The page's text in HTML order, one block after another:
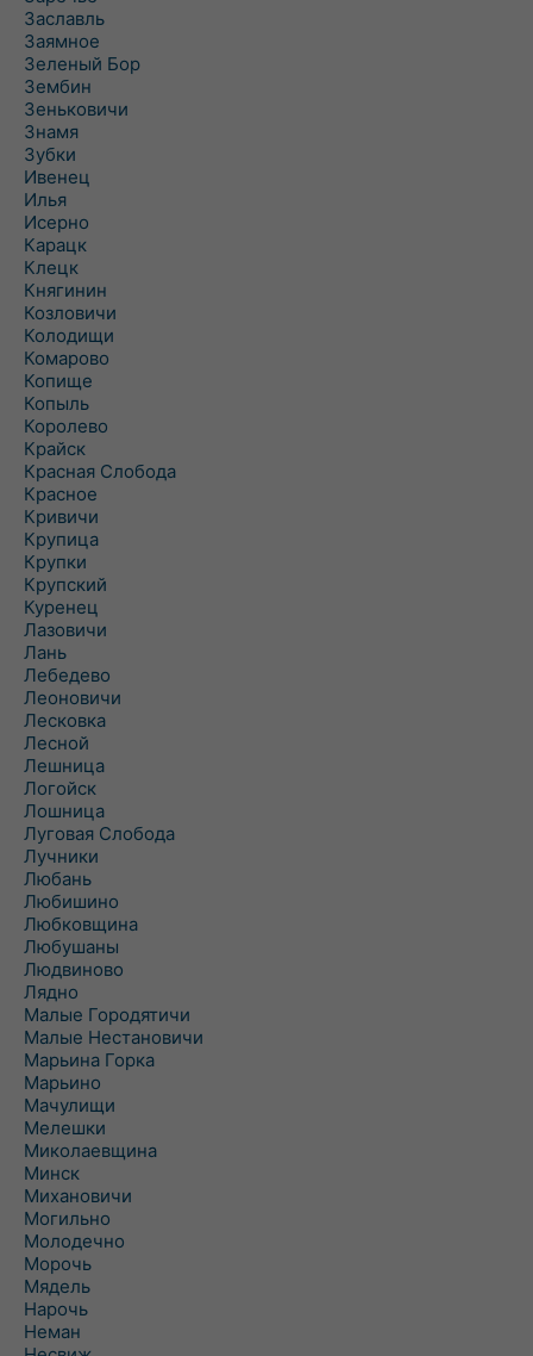
Заславль
Заямное
Зеленый Бор
Зембин
Зеньковичи
Знамя
Зубки
Ивенец
Илья
Исерно
Карацк
Клецк
Княгинин
Козловичи
Колодищи
Комарово
Копище
Копыль
Королево
Крайск
Красная Слобода
Красное
Кривичи
Крупица
Крупки
Крупский
Куренец
Лазовичи
Лань
Лебедево
Леоновичи
Лесковка
Лесной
Лешница
Логойск
Лошница
Луговая Слобода
Лучники
Любань
Любишино
Любковщина
Любушаны
Людвиново
Лядно
Малые Городятичи
Малые Нестановичи
Марьина Горка
Марьино
Мачулищи
Мелешки
Миколаевщина
Минск
Михановичи
Могильно
Молодечно
Морочь
Мядель
Нарочь
Неман